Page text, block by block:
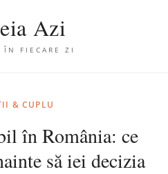
Azi
ÎN FIECARE ZI
& CUPLU
în România: ce
să iei decizia